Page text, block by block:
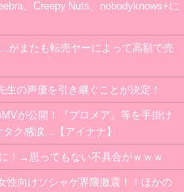
、Creepy Nuts、nobodyknows+に
がまたも転売ヤーによって高額で売
生の声優を引き継ぐことが決定！
が公開！『プロメア』等を手掛け
ク感涙…【アイナナ】
！→思ってもない不具合がｗｗｗ
性向けソシャゲ界隈激震！！ほかの